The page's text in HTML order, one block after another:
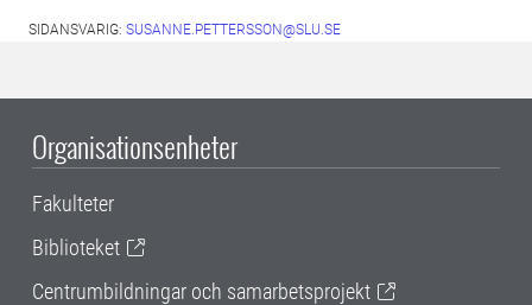
SIDANSVARIG: SUSANNE.PETTERSSON@SLU.SE
Organisationsenheter
Fakulteter
Biblioteket
Centrumbildningar och samarbetsprojekt